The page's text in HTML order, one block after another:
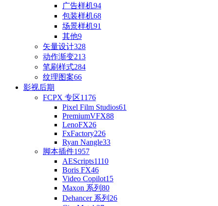
广告样机94
包装样机68
场景样机91
其他9
矢量设计328
动作渐变213
笔刷样式284
纹理图案66
影视后期
FCPX 专区1176
Pixel Film Studios61
PremiumVFX88
LenoFX26
FxFactory226
Ryan Nangle33
脚本插件1957
AEScripts1110
Boris FX46
Video Copilot15
Maxon 系列 80
Dehancer 系列 26